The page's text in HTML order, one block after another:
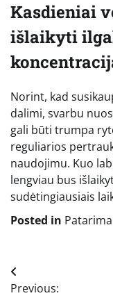
Kasdieniai
išlaikyti
Norint, kad
dalimi, svarbu
gali būti trumpa
reguliarios
naudojimu. Kuo
lengviau bus
sudėtingiausiais
Posted in
Navigacija
Previous: